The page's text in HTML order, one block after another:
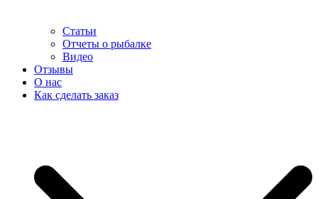
Статьи
Отчеты о рыбалке
Видео
Отзывы
О нас
Как сделать заказ